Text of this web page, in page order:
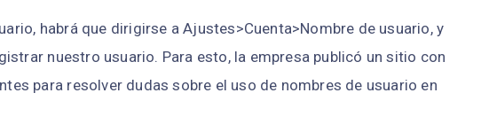
habrá que dirigirse a Ajustes>Cuenta>Nombre de usuario, y
nuestro usuario. Para esto, la empresa publicó un sitio con
para resolver dudas sobre el uso de nombres de usuario en